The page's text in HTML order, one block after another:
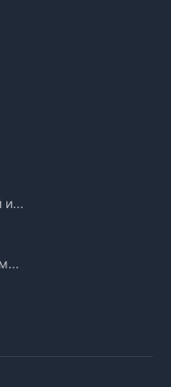
и...